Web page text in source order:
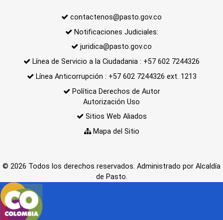
contactenos@pasto.gov.co
Notificaciones Judiciales:
juridica@pasto.gov.co
Línea de Servicio a la Ciudadania : +57 602 7244326
Línea Anticorrupción : +57 602 7244326 ext. 1213
Política Derechos de Autor
Autorización Uso
Sitios Web Aliados
Mapa del Sitio
© 2026 Todos los derechos reservados. Administrado por Alcaldía
de Pasto.